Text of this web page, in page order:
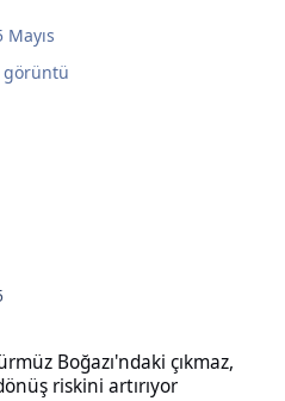
Mayıs
görüntü
Boğazı'ndaki çıkmaz,
riskini artırıyor